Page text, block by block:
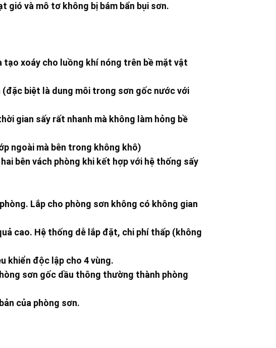
gió và mô tơ không bị bám bẩn bụi sơn.
xoáy cho luồng khí nóng trên bề mặt vật
biệt là dung môi trong sơn gốc nước với
gian sấy rất nhanh mà không làm hỏng bề
ngoài mà bên trong không khô)
bên vách phòng khi kết hợp với hệ thống sấy
Lắp cho phòng sơn không có không gian
cao. Hệ thống dễ lắp đặt, chi phí thấp (không
khiển độc lập cho 4 vùng.
sơn gốc dầu thông thường thành phòng
của phòng sơn.